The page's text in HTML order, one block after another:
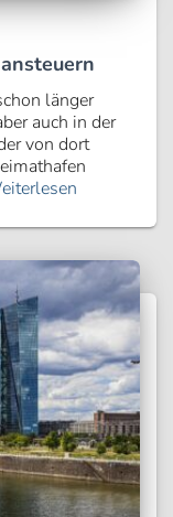
länger
auch in der
von dort